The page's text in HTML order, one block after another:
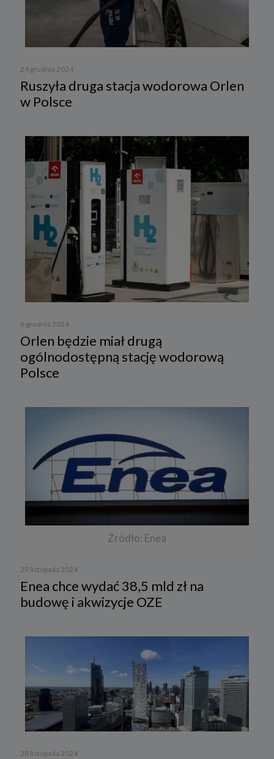
24 grudnia 2024
Ruszyła druga stacja wodorowa Orlen
w Polsce
6 grudnia 2024
Orlen będzie miał drugą
ogólnodostępną stację wodorową
Polsce
Źródło: Enea
29 listopada 2024
Enea chce wydać 38,5 mld zł na
budowę i akwizycje OZE
28 listopada 2024